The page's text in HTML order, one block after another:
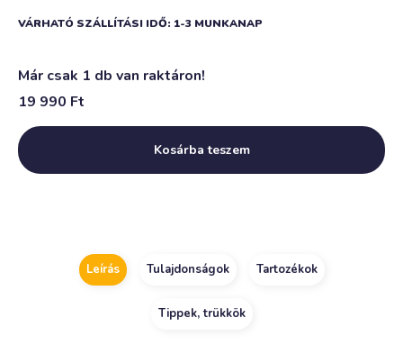
VÁRHATÓ SZÁLLÍTÁSI IDŐ: 1-3 MUNKANAP
Már csak 1 db van raktáron!
19 990 Ft
Kosárba teszem
Leírás Tulajdonságok Tartozékok
Tippek, trükkök